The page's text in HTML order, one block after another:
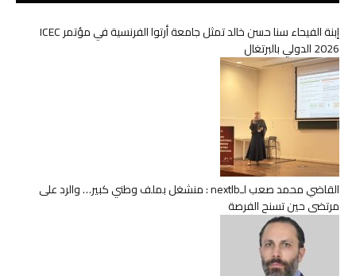
إبنة الفيحاء سنا حسن خالد تمثل جامعة أرتوا الفرنسية في مؤتمر ICEC
2026 الدولي بالبرتغال
القاضي محمد صعب لـnextlb : منشغل بملف وطني كبير… والرد على
مرتضى حين تسنح الفرصة